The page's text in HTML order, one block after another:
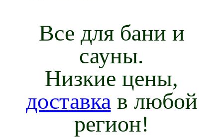
Все для бани и
сауны.
Низкие цены,
доставка в любой
регион!